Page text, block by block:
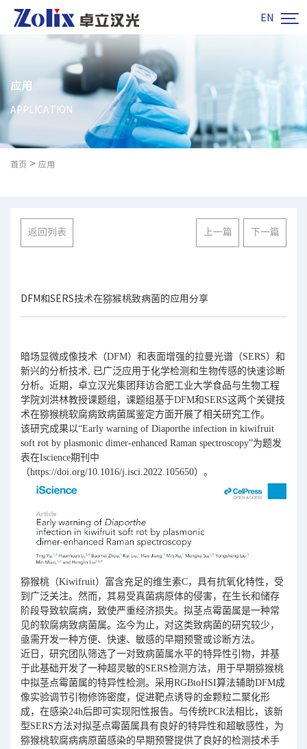
EN 
应用
APPLICATION
首页 > 应用
返回列表 上一篇 下一篇
DFM和SERS技术在猕猴桃致病菌的应用分享
暗场显微成像技术（DFM）和表面增强的拉曼光谱（SERS）和
新兴的分析技术, 已广泛应用于化学检测和生物传感的快速诊断
分析。近期，卓立汉光集团拜访合肥工业大学食品与生物工程
学院刘洪林教授课题组，课题组基于DFM和SERS这两个关键技
术在猕猴桃软腐病致病菌属鉴定方面开展了相关研究工作。
该研究成果以“Early warning of Diaporthe infection in kiwifruit
soft rot by plasmonic dimer-enhanced Raman spectroscopy”为题发
表在Iscience期刊中
（https://doi.org/10.1016/j.isci.2022.105650）。
猕猴桃（Kiwifruit）富含充足的维生素C，具有抗氧化特性，受
到广泛关注。然而，其易受真菌病原体的侵害，在生长和储存
阶段导致软腐病，致使严重经济损失。拟茎点霉菌属是一种常
见的软腐病致病菌属。迄今为止，对这类致病菌的研究较少，
亟需开发一种方便、快速、敏感的早期预警或诊断方法。
近日，研究团队筛选了一对致病菌属水平的特异性引物，并基
于此基础开发了一种超灵敏的SERS检测方法，用于早期猕猴桃
中拟茎点霉菌属的特异性检测。采用RGBtoHSI算法辅助DFM成
像实验调节引物修饰密度，促进靶点诱导的金颗粒二聚化形
成，在感染24h后即可实现阳性报告。与传统PCR法相比，该新
型SERS方法对拟茎点霉菌属具有良好的特异性和超敏感性，为
猕猴桃软腐病病原菌感染的早期预警提供了良好的检测技术手